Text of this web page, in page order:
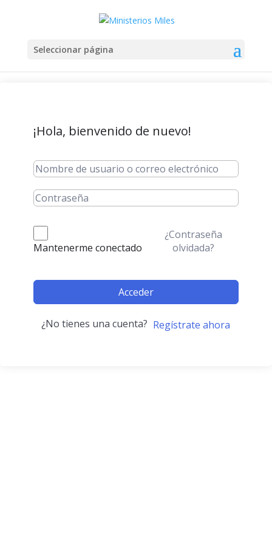
Seleccionar página
¡Hola, bienvenido de nuevo!
Mantenerme conectado
¿Contraseña
olvidada?
Acceder
¿No tienes una cuenta? Regístrate ahora